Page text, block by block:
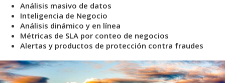
Análisis masivo de datos
Inteligencia de Negocio
Análisis dinámico y en línea
Métricas de SLA por conteo de negocios
Alertas y productos de protección contra fraudes